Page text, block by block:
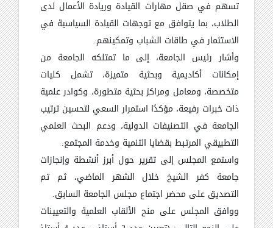
تسهم في صقل مهارات القيادة وريادة الأعمال لدى
الطلاب، بما يتوافق مع توجهات القيادة السياسية في
الاستثمار في طاقات الشباب وتمكينهم.
وأشار رئيس الجامعة، إلى ما تمتلكه الجامعة من
إمكانات أكاديمية وبحثية متميزة، تشمل كليات
متخصصة، ومعامل ومراكز بحثية متطورة، وكوادر علمية
ذات خبرات رفيعة، مؤكدًا استمرار السعي لتحسين ترتيب
الجامعة في التصنيفات الدولية، ودعم البحث العلمي
التطبيقي المرتبط بقضايا التنمية وخدمة المجتمع.
واستمع المجلس إلى تقرير حول أبرز أنشطة وإنجازات
جامعة كفر الشيخ خلال الشهر الماضي، ثم تم
التصديق على محضر اجتماع مجلس الجامعة السابق.
ووافق المجلس على منح الألقاب العلمية والتعيينات